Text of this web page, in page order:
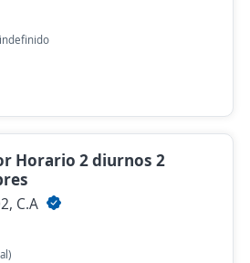
Horario 2 diurnos 2
C.A